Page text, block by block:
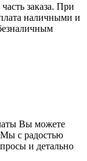
заказа. При
наличными и
Вы можете
с радостью
и детально